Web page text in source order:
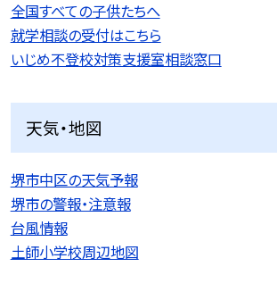
全国すべての子供たちへ
就学相談の受付はこちら
いじめ不登校対策支援室相談窓口
天気・地図
堺市中区の天気予報
堺市の警報・注意報
台風情報
土師小学校周辺地図